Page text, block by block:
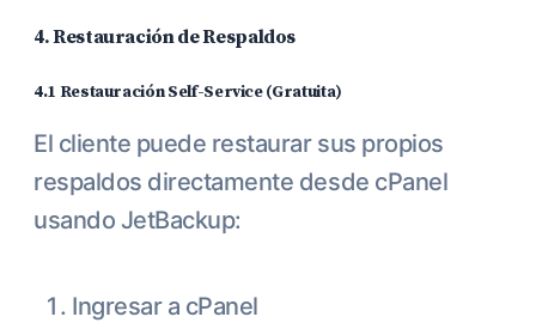
4. Restauración de Respaldos
4.1 Restauración Self-Service (Gratuita)
El cliente puede restaurar sus propios
respaldos directamente desde cPanel
usando JetBackup:
Ingresar a cPanel